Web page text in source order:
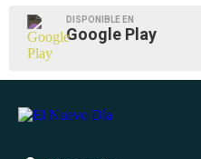
DISPONIBLE EN
Google Play